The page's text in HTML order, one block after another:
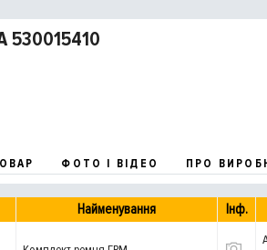
530015410
ФОТО І ВІДЕО ПРО
Найменування Інф.